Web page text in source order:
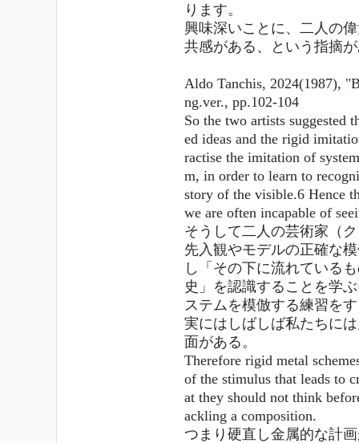
ります。
興味深いことに、二人の
共感がある、という指摘
Aldo Tanchis, 2024(1987),
ng.ver., pp.102-104
So the two artists suggested
ed ideas and the rigid
ractise the imitation of
m, in order to learn to
story of the visible.6 Hence
we are often incapable of
そうして二人の芸術家（
先入観やモデルの正確な
し「その下に流れている
史」を認識することを学
ステムを模倣する練習を
実にはしばしば私たちに
面がある。
Therefore rigid metal
of the stimulus that leads to
at they should not think
ackling a composition.
つまり硬直し金属的な計